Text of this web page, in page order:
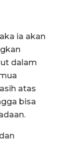
ia akan
dalam
atas
bisa